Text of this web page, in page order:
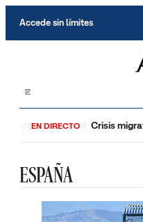
Accede sin límites
EN DIRECTO Crisis
ESPAÑA